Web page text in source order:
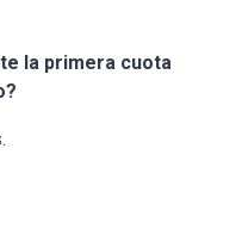
la primera cuota